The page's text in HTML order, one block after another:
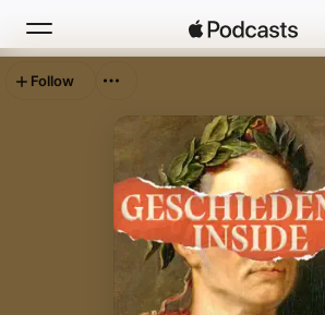
Top Charts
Follow